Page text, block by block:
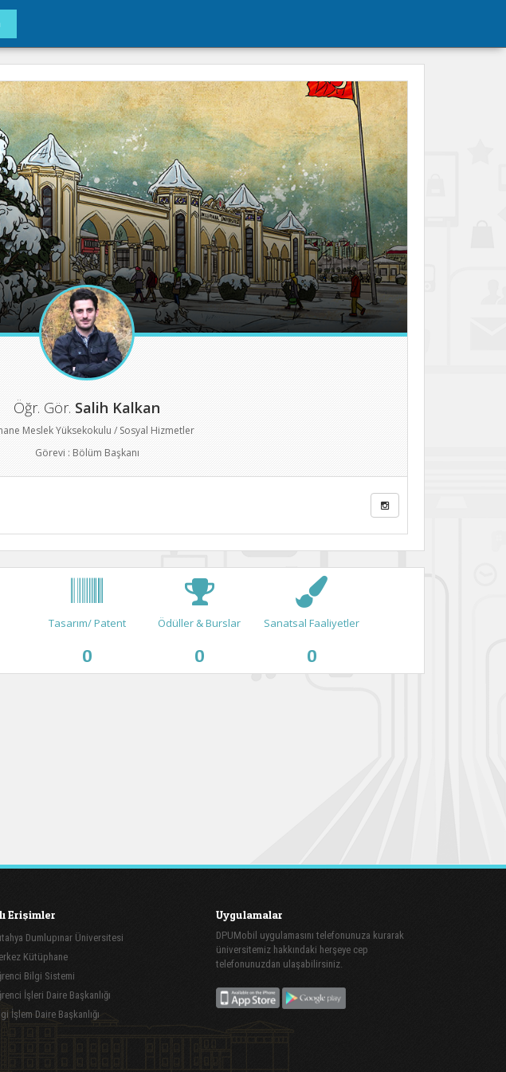
Öğr. Gör. Salih Kalkan
Meslek Yüksekokulu / Sosyal Hizmetler
Görevi : Bölüm Başkanı
Tasarım/ Patent
0
Ödüller & Burslar
0
Sanatsal Faaliyetler
0
Erişimler
Dumlupınar Üniversitesi
Kütüphane
Bilgi Sistemi
İşleri Daire Başkanlığı
İşlem Daire Başkanlığı
Uygulamalar
DPUMobil uygulamasını telefonunuza kurarak
üniversitemiz hakkındaki herşeye cep
telefonunuzdan ulaşabilirsiniz.